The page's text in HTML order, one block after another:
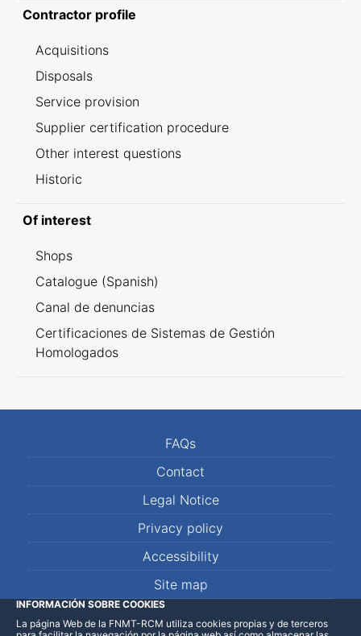
Contractor profile
Acquisitions
Disposals
Service provision
Supplier certification procedure
Other interest questions
Historic
Of interest
Shops
Catalogue (Spanish)
Canal de denuncias
Certificaciones de Sistemas de Gestión
Homologados
FAQs
Contact
Legal Notice
Privacy policy
Accessibility
Site map
LinkedInFacebookWhatsApp
INFORMACIÓN SOBRE COOKIES
La página Web de la FNMT-RCM utiliza cookies propias y de terceros